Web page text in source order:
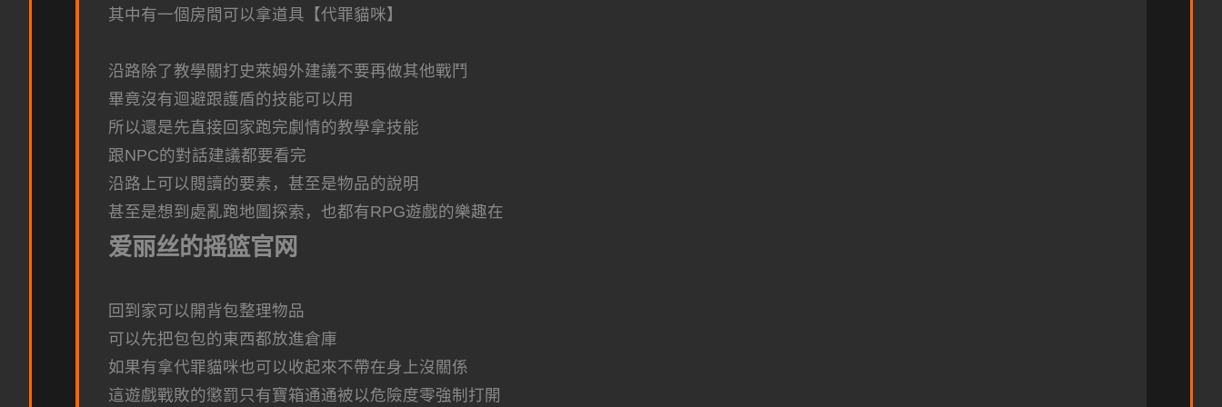
其中有一個房間可以拿道具【代罪貓咪】
沿路除了教學關打史萊姆外建議不要再做其他戰鬥
畢竟沒有迴避跟護盾的技能可以用
所以還是先直接回家跑完劇情的教學拿技能
跟NPC的對話建議都要看完
沿路上可以閱讀的要素，甚至是物品的說明
甚至是想到處亂跑地圖探索，也都有RPG遊戲的樂趣在
爱丽丝的摇篮官网
回到家可以開背包整理物品
可以先把包包的東西都放進倉庫
如果有拿代罪貓咪也可以收起來不帶在身上沒關係
這遊戲戰敗的懲罰只有寶箱通通被以危險度零強制打開